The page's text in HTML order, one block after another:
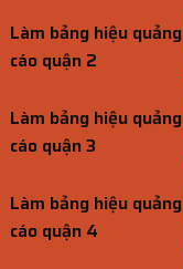
Làm bảng hiệu quảng
cáo quận 2
Làm bảng hiệu quảng
cáo quận 3
Làm bảng hiệu quảng
cáo quận 4